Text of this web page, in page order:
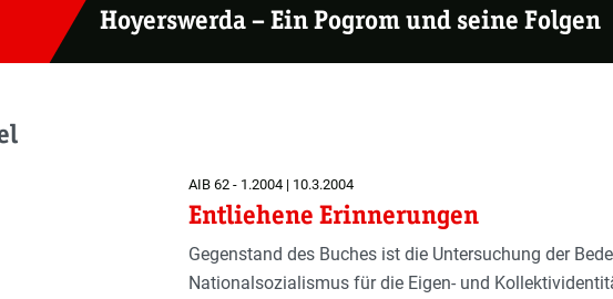
Hoyerswerda –Ein Pogrom und seine Folgen
AIB 62 - 1.2004 | 10.3.2004
Entliehene Erinnerungen
Gegenstand des Buches ist die Unter­suchung der
Nationalsozialismus für die Eigen- und